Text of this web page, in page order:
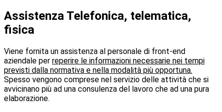
Assistenza Telefonica, telematica,
fisica
Viene fornita un assistenza al personale di front-end
aziendale per reperire le informazioni necessarie nei tempi
previsti dalla normativa e nella modalità più opportuna.
Spesso vengono comprese nel servizio delle attività che si
avvicinano più ad una consulenza del lavoro che ad una pura
elaborazione.